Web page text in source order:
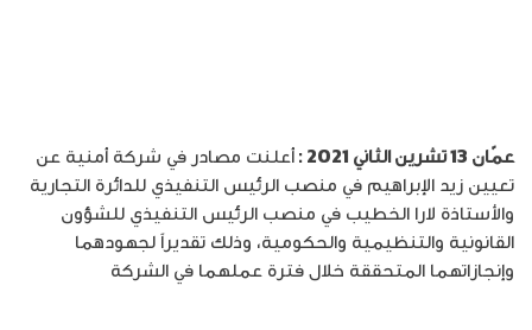
عمّان 13 تشرين الثاني 2021 :
أعلنت مصادر في شركة أمنية عن
تعيين زيد الإبراهيم في منصب الرئيس التنفيذي للدائرة التجارية
والأستاذة لارا الخطيب في منصب الرئيس التنفيذي للشؤون
القانونية والتنظيمية والحكومية، وذلك تقديراً لجهودهما
وإنجازاتهما المتحققة خلال فترة عملهما في الشركة